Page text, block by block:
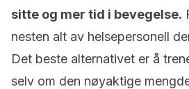
sitte og mer tid i bevegelse.
nesten alt av helsepersonell
Det beste alternativet er å
selv om den nøyaktige